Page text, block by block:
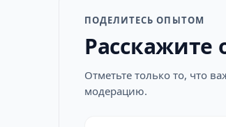
ПОДЕЛИТЕСЬ ОПЫТОМ
Расскажите
Отметьте только то, что
модерацию.